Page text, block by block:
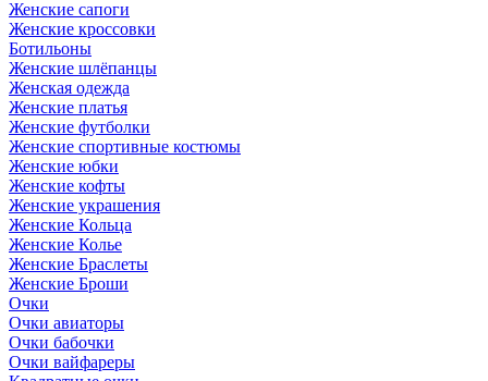
Женские сапоги
Женские кроссовки
Ботильоны
Женские шлёпанцы
Женская одежда
Женские платья
Женские футболки
Женские спортивные костюмы
Женские юбки
Женские кофты
Женские украшения
Женские Кольца
Женские Колье
Женские Браслеты
Женские Броши
Очки
Очки авиаторы
Очки бабочки
Очки вайфареры